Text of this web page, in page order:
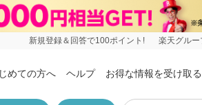
新規登録＆回答で100ポイント! 楽天グルー
めての方へ ヘルプ お得な情報を受け取る